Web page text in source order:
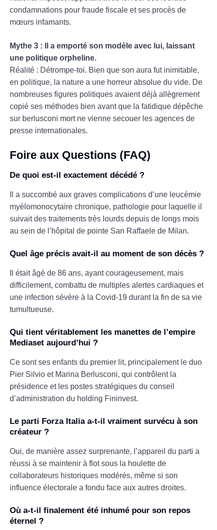
condamnations pour fraude fiscale et ses procès de
mœurs infamants.
Mythe 3 : Il a emporté son modèle avec lui, laissant
une politique orpheline.
Réalité : Détrompe-toi. Bien que son aura fut inimitable,
en politique, la nature a une horreur absolue du vide. De
nombreuses figures politiques avaient déjà allègrement
copié ses méthodes bien avant que la fatidique dépêche
sur berlusconi mort ne vienne secouer les agences de
presse internationales.
Foire aux Questions (FAQ)
De quoi est-il exactement décédé ?
Il a succombé aux graves complications d’une leucémie
myélomonocytaire chronique, pathologie pour laquelle il
suivait des traitements très lourds depuis de longs mois
au sein de l’hôpital de pointe San Raffaele de Milan.
Quel âge précis avait-il au moment de son décès ?
Il était âgé de 86 ans, ayant courageusement, mais
difficilement, combattu de multiples alertes cardiaques et
une infection sévère à la Covid-19 durant la fin de sa vie
tumultueuse.
Qui tient véritablement les manettes de l’empire
Mediaset aujourd’hui ?
Ce sont ses enfants du premier lit, principalement le duo
Pier Silvio et Marina Berlusconi, qui contrôlent la
présidence et les postes stratégiques du conseil
d’administration du holding Fininvest.
Le parti Forza Italia a-t-il vraiment survécu à son
créateur ?
Oui, de manière assez surprenante, l’appareil du parti a
réussi à se maintenir à flot sous la houlette de
collaborateurs historiques modérés, même si son
influence électorale a fondu face aux autres droites.
Où a-t-il finalement été inhumé pour son repos
éternel ?